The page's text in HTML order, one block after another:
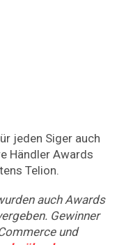
jeden Siger auch
Händler Awards
Telion.
auch Awards
Gewinner
und